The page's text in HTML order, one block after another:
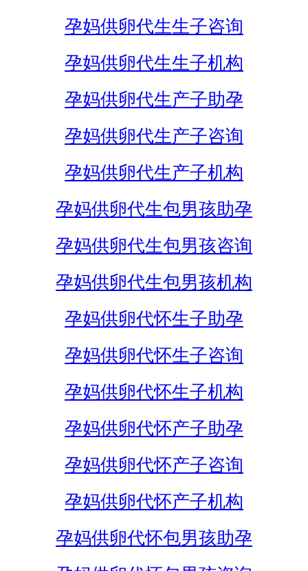
孕妈供卵代生生子咨询
孕妈供卵代生生子机构
孕妈供卵代生产子助孕
孕妈供卵代生产子咨询
孕妈供卵代生产子机构
孕妈供卵代生包男孩助孕
孕妈供卵代生包男孩咨询
孕妈供卵代生包男孩机构
孕妈供卵代怀生子助孕
孕妈供卵代怀生子咨询
孕妈供卵代怀生子机构
孕妈供卵代怀产子助孕
孕妈供卵代怀产子咨询
孕妈供卵代怀产子机构
孕妈供卵代怀包男孩助孕